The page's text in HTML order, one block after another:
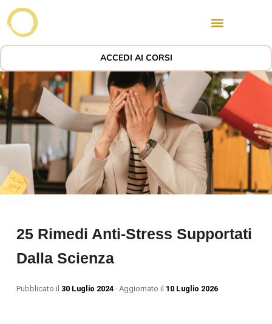
ACCEDI AI CORSI
25 Rimedi Anti-Stress Supportati
Dalla Scienza
Pubblicato il 30 Luglio 2024· Aggiornato il 10 Luglio 2026